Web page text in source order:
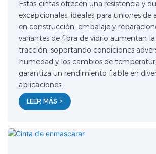
Estas cintas ofrecen una resistencia y
excepcionales, ideales para uniones de
en construcción, embalaje y
variantes de fibra de vidrio aumentan la
tracción, soportando condiciones
humedad y los cambios de
garantiza un rendimiento fiable en
aplicaciones.
LEER MÁS >